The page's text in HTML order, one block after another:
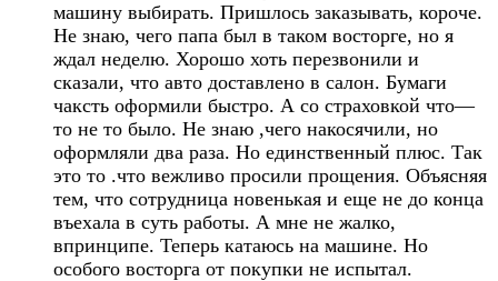
машину выбирать. Пришлось заказывать, короче.
Не знаю, чего папа был в таком восторге, но я
ждал неделю. Хорошо хоть перезвонили и
сказали, что авто доставлено в салон. Бумаги
чаксть оформили быстро. А со страховкой что—
то не то было. Не знаю ,чего накосячили, но
оформляли два раза. Но единственный плюс. Так
это то .что вежливо просили прощения. Объясняя
тем, что сотрудница новенькая и еще не до конца
въехала в суть работы. А мне не жалко,
впринципе. Теперь катаюсь на машине. Но
особого восторга от покупки не испытал.